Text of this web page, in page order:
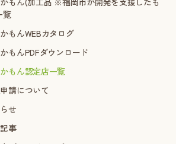
覧
もんWEBカタログ
もんPDFダウンロード
もん認定店一覧
請について
せ
事